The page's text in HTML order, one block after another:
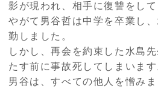
影が現われ、相手に復讐をして
やがて男谷哲は中学を卒業し
勤しました。
しかし、再会を約束した水島
たす前に事故死してしまいます
男谷は、すべての他人を憎みま